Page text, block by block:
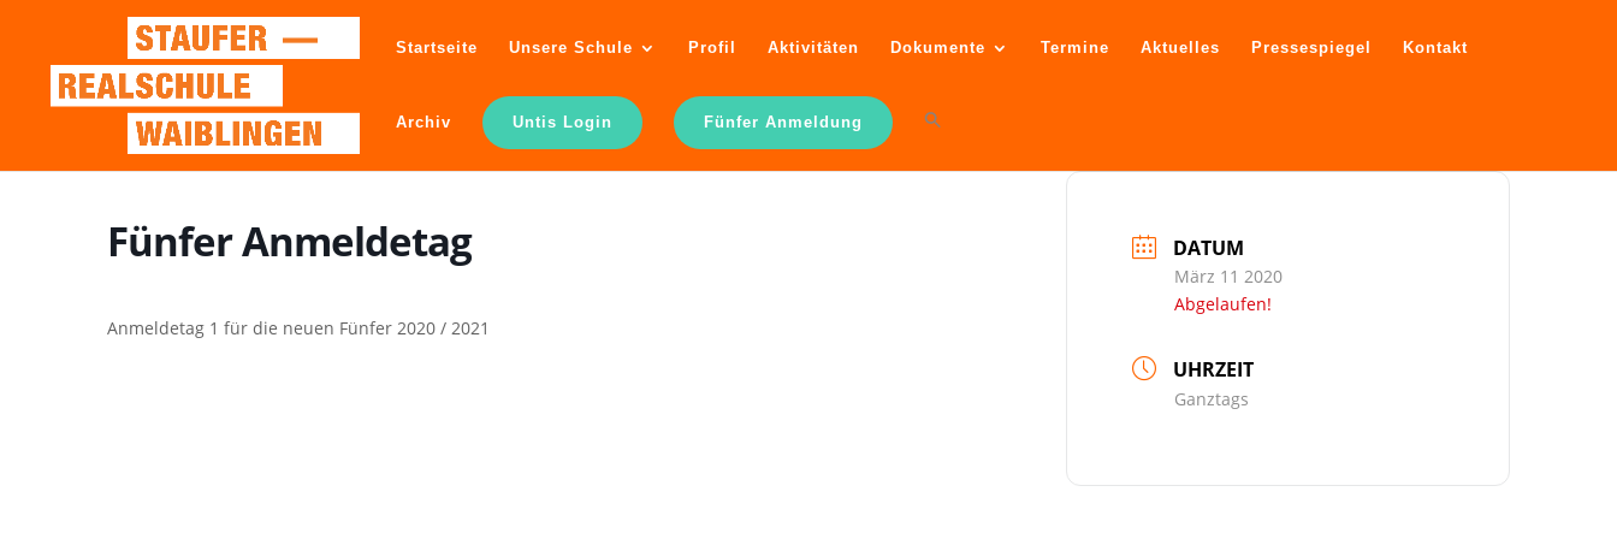
Startseite Unsere Schule Profil Aktivitäten Dokumente Termine Aktuelles Pressespiegel Kontakt
Archiv Untis Login Fünfer Anmeldung
Fünfer Anmeldetag
Anmeldetag 1 für die neuen Fünfer 2020 / 2021
DATUM
März 11 2020
Abgelaufen!
UHRZEIT
Ganztags